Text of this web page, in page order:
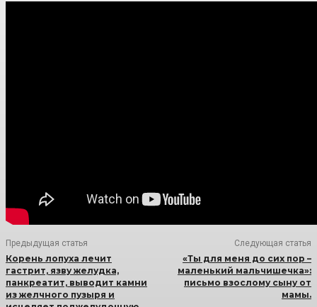
Предыдущая статья
Корень лопуха лечит
гастрит, язву желудка,
панкреатит, выводит камни
из желчного пузыря и
Следующая статья
«Ты для меня до сих пор –
маленький мальчишечка»:
письмо взослому сыну от
мамы.